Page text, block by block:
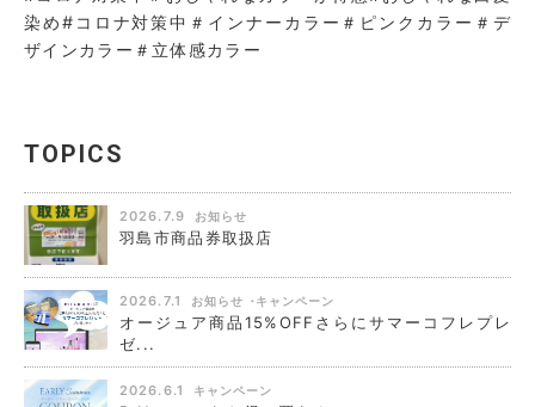
染め#コロナ対策中＃インナーカラー＃ピンクカラー＃デ
ザインカラー＃立体感カラー
TOPICS
2026.7.9 お知らせ
羽島市商品券取扱店
2026.7.1 お知らせ キャンペーン
オージュア商品15%OFFさらにサマーコフレプレ
ゼ...
2026.6.1 キャンペーン